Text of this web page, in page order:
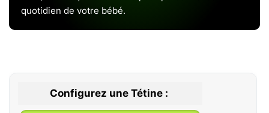
quotidien de votre bébé.
Configurez une Tétine :